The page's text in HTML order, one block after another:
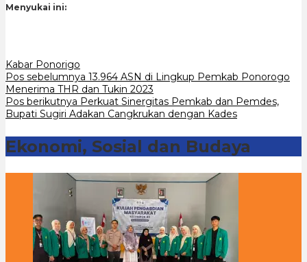
Menyukai ini:
Kabar Ponorigo
Navigasi
pos
Pos sebelumnya 13.964 ASN di Lingkup Pemkab Ponorogo
Menerima THR dan Tukin 2023
Pos berikutnya Perkuat Sinergitas Pemkab dan Pemdes,
Bupati Sugiri Adakan Cangkrukan dengan Kades
Ekonomi, Sosial dan Budaya